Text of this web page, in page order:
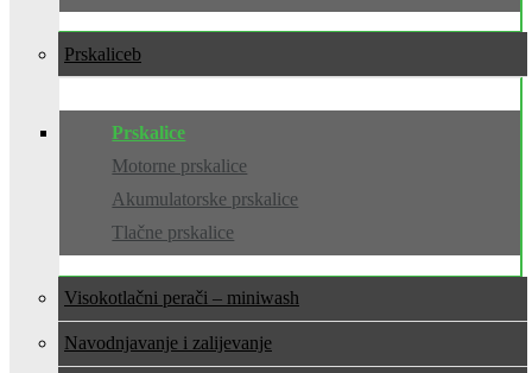
Prskalice
Prskalice
Motorne prskalice
Akumulatorske prskalice
Tlačne prskalice
Visokotlačni perači – miniwash
Navodnjavanje i zalijevanje